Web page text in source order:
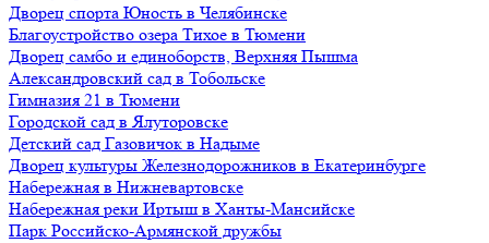
Дворец спорта Юность в Челябинске
Благоустройство озера Тихое в Тюмени
Дворец самбо и единоборств, Верхняя Пышма
Александровский сад в Тобольске
Гимназия 21 в Тюмени
Городской сад в Ялуторовске
Детский сад Газовичок в Надыме
Дворец культуры Железнодорожников в Екатеринбурге
Набережная в Нижневартовске
Набережная реки Иртыш в Ханты-Мансийске
Парк Российско-Армянской дружбы